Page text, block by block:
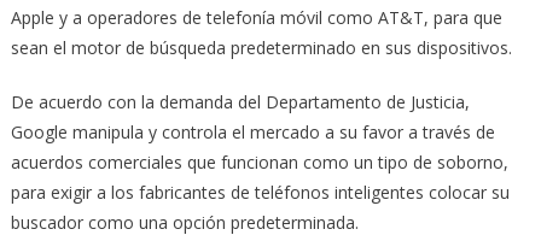
Apple y a operadores de telefonía móvil como AT&T, para que
sean el motor de búsqueda predeterminado en sus dispositivos.
De acuerdo con la demanda del Departamento de Justicia,
Google manipula y controla el mercado a su favor a través de
acuerdos comerciales que funcionan como un tipo de soborno,
para exigir a los fabricantes de teléfonos inteligentes colocar su
buscador como una opción predeterminada.